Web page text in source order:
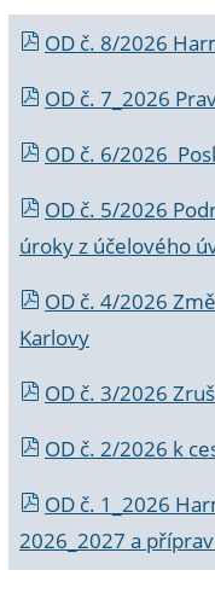
OD č. 8/2026
OD č. 7_2026
OD č. 6/2026
OD č. 5/2026
úroky z účelového
OD č. 4/2026
Karlovy
OD č. 3/2026
OD č. 2/2026 k
OD č. 1_2026
2026_2027 a